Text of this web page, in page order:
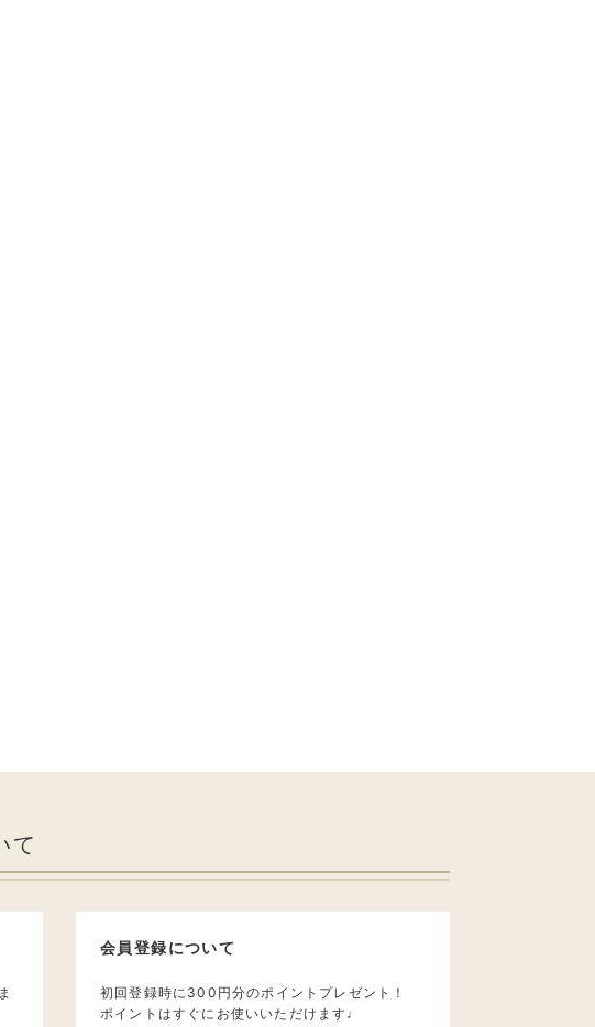
て
会員登録について
初回登録時に300円分のポイントプレゼント！
ポイントはすぐにお使いいただけます♩